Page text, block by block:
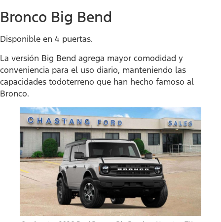
Bronco Big Bend
Disponible en 4 puertas.
La versión Big Bend agrega mayor comodidad y
conveniencia para el uso diario, manteniendo las
capacidades todoterreno que han hecho famoso al
Bronco.